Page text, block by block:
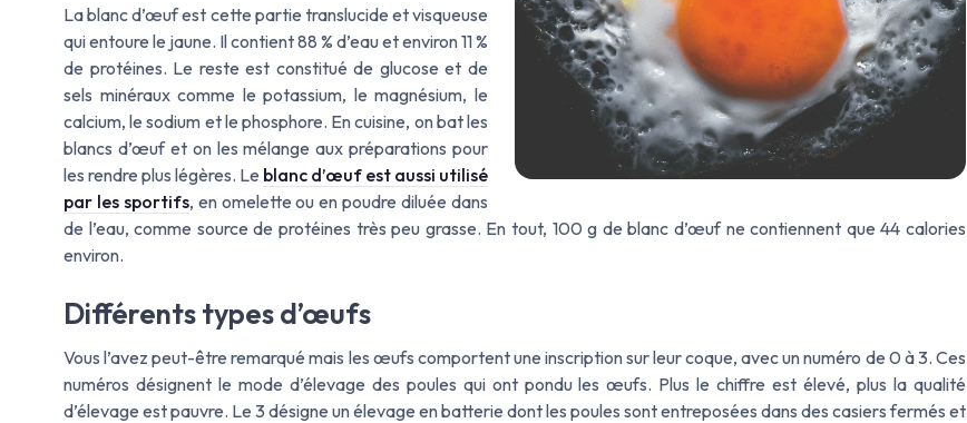
La blanc d’œuf est cette partie translucide et visqueuse
qui entoure le jaune. Il contient 88 % d’eau et environ 11 %
de protéines. Le reste est constitué de glucose et de
sels minéraux comme le potassium, le magnésium, le
calcium, le sodium et le phosphore. En cuisine, on bat les
blancs d’œuf et on les mélange aux préparations pour
les rendre plus légères. Le blanc d’œuf est aussi utilisé
par les sportifs, en omelette ou en poudre diluée dans
de l’eau, comme source de protéines très peu grasse. En tout, 100 g de blanc d’œuf ne contiennent que 44 calories
environ.
Différents types d’œufs
Vous l’avez peut-être remarqué mais les œufs comportent une inscription sur leur coque, avec un numéro de 0 à 3. Ces
numéros désignent le mode d’élevage des poules qui ont pondu les œufs. Plus le chiffre est élevé, plus la qualité
d’élevage est pauvre. Le 3 désigne un élevage en batterie dont les poules sont entreposées dans des casiers fermés et